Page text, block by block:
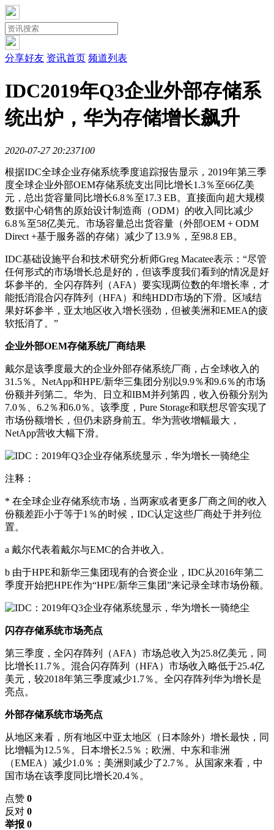
分享好友 资讯首页 频道列表
IDC2019年Q3企业外部存储系
统出炉，华为存储增长飙升
2020-07-27 20:237100
根据IDC全球企业存储系统季度追踪报告显示，2019年第三季
度全球企业外部OEM存储系统支出同比增长1.3％至66亿美
元，总出货容量同比增长6.8％至17.3 EB。直接面向超大规模
数据中心销售的原始设计制造商（ODM）的收入同比减少
6.8％至58亿美元。市场容量总出货容量（外部OEM + ODM
Direct +基于服务器的存储）减少了13.9％，至98.8 EB。
IDC基础设施平台和技术研究分析师Greg Macatee表示：“尽管
任何形式的市场增长总是好的，但该季度我们看到的情况是好
坏参半的。全闪存阵列（AFA）要实现两位数的年增长率，才
能抵消混合闪存阵列（HFA）和纯HDD市场的下滑。区域结
果好坏参半，亚太地区收入增长强劲，但被美洲和EMEA的疲
软抵消了。”
企业外部OEM存储系统厂商结果
戴尔是该季度最大的企业外部存储系统厂商，占全球收入的
31.5％。NetApp和HPE/新华三集团分别以9.9％和9.6％的市场
份额并列第二。华为、日立和IBM并列第四，收入份额分别为
7.0％、6.2％和6.0％。该季度，Pure Storage和联想尽管实现了
市场份额增长，但仍未跻身前五。华为营收增幅最大，
NetApp营收大幅下滑。
注释：
* 在全球企业存储系统市场，当两家或者更多厂商之间的收入
份额差距小于等于1％的时候，IDC认定这些厂商处于并列位
置。
a 戴尔代表着戴尔与EMC的合并收入。
b 由于HPE和新华三集团现有的合资企业，IDC从2016年第二
季度开始把HPE作为“HPE/新华三集团”来记录全球市场份额。
闪存存储系统市场亮点
第三季度，全闪存阵列（AFA）市场总收入为25.8亿美元，同
比增长11.7％。混合闪存阵列（HFA）市场收入略低于25.4亿
美元，较2018年第三季度减少1.7％。全闪存阵列华为增长是
亮点。
外部存储系统市场亮点
从地区来看，所有地区中亚太地区（日本除外）增长最快，同
比增幅为12.5％。日本增长2.5％；欧洲、中东和非洲
（EMEA）减少1.0％；美洲则减少了2.7％。从国家来看，中
国市场在该季度同比增长20.4％。
点赞 0
反对 0
举报 0